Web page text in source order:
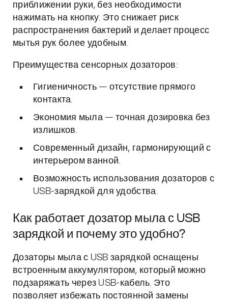
приближении руки, без необходимости
нажимать на кнопку. Это снижает риск
распространения бактерий и делает процесс
мытья рук более удобным.
Преимущества сенсорных дозаторов:
Гигиеничность — отсутствие прямого
контакта.
Экономия мыла — точная дозировка без
излишков.
Современный дизайн, гармонирующий с
интерьером ванной.
Возможность использования дозаторов с
USB-зарядкой для удобства.
Как работает дозатор мыла с USB
зарядкой и почему это удобно?
Дозаторы мыла с USB зарядкой оснащены
встроенным аккумулятором, который можно
подзаряжать через USB-кабель. Это
позволяет избежать постоянной замены